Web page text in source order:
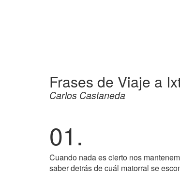
Frases de Viaje a
Carlos Castaneda
01.
Cuando nada es cierto nos
saber detrás de cuál matorral se